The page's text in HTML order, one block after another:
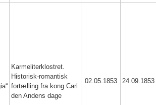
Karmeliterklostret.
Historisk-romantisk
fortælling fra kong Carl
den Andens dage
02.05.1853 24.09.1853